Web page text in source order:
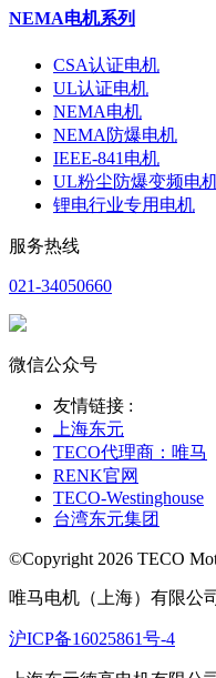
NEMA电机系列
CSA认证电机
UL认证电机
NEMA电机
NEMA防爆电机
IEEE-841电机
UL粉尘防爆变频电
锂电行业专用电机
服务热线
021-34050660
微信公众号
友情链接 :
上海东元
TECO代理商：唯马
RENK官网
TECO-Westinghouse
台湾东元集团
©Copyright 2026 TECO
唯马电机（上海）有限公司
沪ICP备16025861号-4